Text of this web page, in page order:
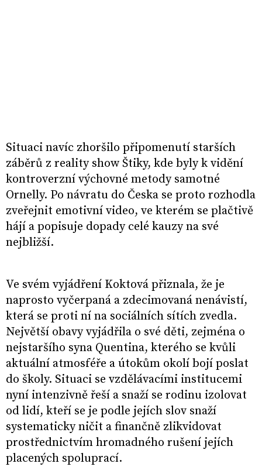
Situaci navíc zhoršilo připomenutí starších
záběrů z reality show Štiky, kde byly k vidění
kontroverzní výchovné metody samotné
Ornelly. Po návratu do Česka se proto rozhodla
zveřejnit emotivní video, ve kterém se plačtivě
hájí a popisuje dopady celé kauzy na své
nejbližší.
Ve svém vyjádření Koktová přiznala, že je
naprosto vyčerpaná a zdecimovaná nenávistí,
která se proti ní na sociálních sítích zvedla.
Největší obavy vyjádřila o své děti, zejména o
nejstaršího syna Quentina, kterého se kvůli
aktuální atmosféře a útokům okolí bojí poslat
do školy. Situaci se vzdělávacími institucemi
nyní intenzivně řeší a snaží se rodinu izolovat
od lidí, kteří se je podle jejích slov snaží
systematicky ničit a finančně zlikvidovat
prostřednictvím hromadného rušení jejích
placených spoluprací.